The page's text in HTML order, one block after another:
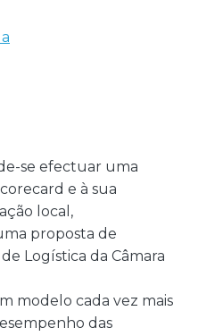
se efectuar uma
e à sua
local,
proposta de
Logística da Câmara
modelo cada vez mais
das